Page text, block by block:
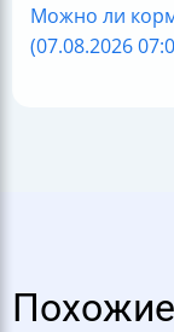
Можно ли
(07.08.2026